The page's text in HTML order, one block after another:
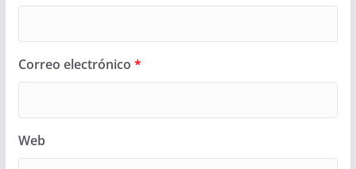
Correo electrónico *
Web